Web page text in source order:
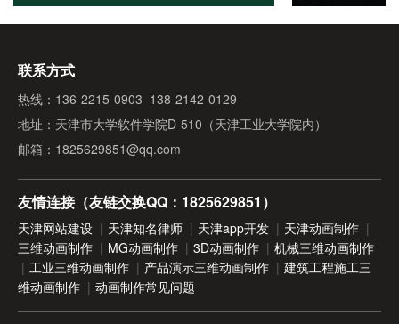
联系方式
热线：136-2215-0903 138-2142-0129
地址：天津市大学软件学院D-510（天津工业大学院内）
邮箱：1825629851@qq.com
友情连接（友链交换QQ：1825629851）
天津网站建设 | 天津知名律师 | 天津app开发 | 天津动画制作 |
三维动画制作 | MG动画制作 | 3D动画制作 | 机械三维动画制作
| 工业三维动画制作 | 产品演示三维动画制作 | 建筑工程施工三
维动画制作 | 动画制作常见问题